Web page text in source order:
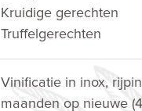
Kruidige gerechten
Truffelgerechten
Vinificatie in inox,
maanden op nieuwe